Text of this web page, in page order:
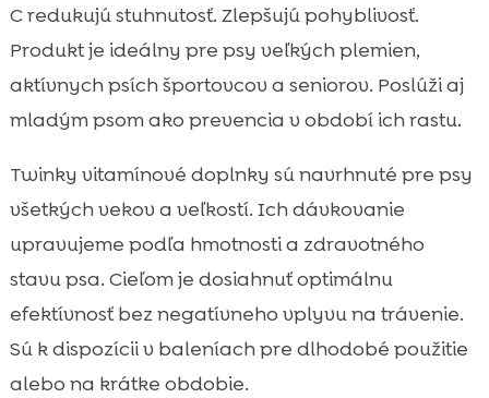
C redukujú stuhnutosť. Zlepšujú pohyblivosť.
Produkt je ideálny pre psy veľkých plemien,
aktívnych psích športovcov a seniorov. Poslúži aj
mladým psom ako prevencia v období ich rastu.
Twinky vitamínové doplnky sú navrhnuté pre psy
všetkých vekov a veľkostí. Ich dávkovanie
upravujeme podľa hmotnosti a zdravotného
stavu psa. Cieľom je dosiahnuť optimálnu
efektívnosť bez negatívneho vplyvu na trávenie.
Sú k dispozícii v baleníach pre dlhodobé použitie
alebo na krátke obdobie.